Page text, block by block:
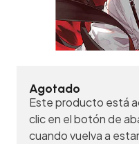
Agotado
Este producto está
clic en el botón de
cuando vuelva a